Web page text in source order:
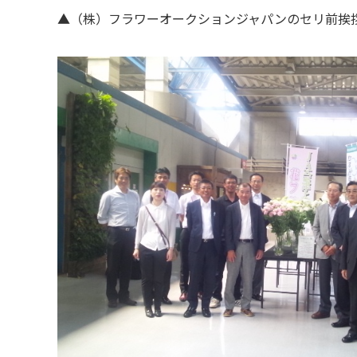
▲（株）フラワーオークションジャパンのセリ前挨